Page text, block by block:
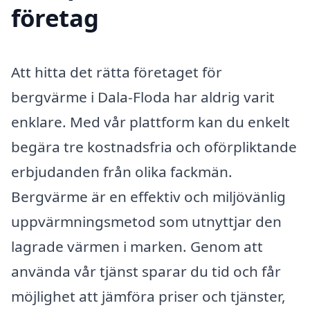
företag
Att hitta det rätta företaget för
bergvärme i Dala-Floda har aldrig varit
enklare. Med vår plattform kan du enkelt
begära tre kostnadsfria och oförpliktande
erbjudanden från olika fackmän.
Bergvärme är en effektiv och miljövänlig
uppvärmningsmetod som utnyttjar den
lagrade värmen i marken. Genom att
använda vår tjänst sparar du tid och får
möjlighet att jämföra priser och tjänster,